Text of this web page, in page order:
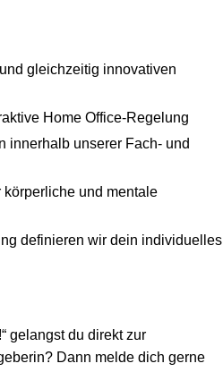
gleichzeitig innovativen
Home Office-Regelung
innerhalb unserer Fach- und
und mentale
definieren wir dein individuelles
gelangst du direkt zur
Dann melde dich gerne